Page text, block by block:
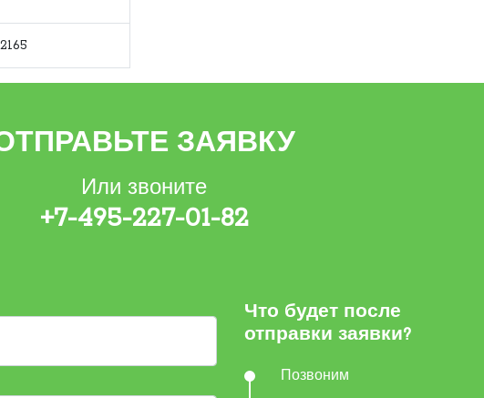
ЗАЯВКУ
Или звоните
+7-495-227-01-82
Что будет после
отправки заявки?
Позвоним